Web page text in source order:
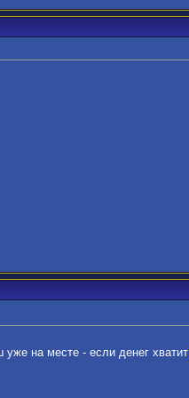
уже на месте - если денег хватит